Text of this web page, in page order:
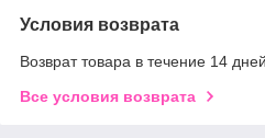
Условия возврата
Возврат товара в течение 14
Все условия возврата